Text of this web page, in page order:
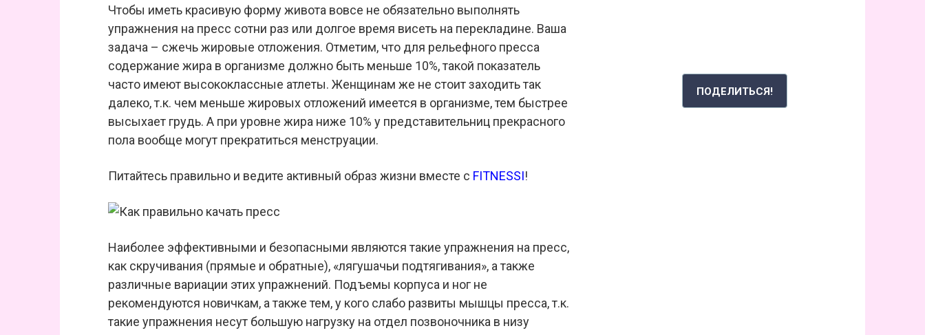
Чтобы иметь красивую форму живота вовсе не обязательно выполнять
упражнения на пресс сотни раз или долгое время висеть на перекладине. Ваша
задача – сжечь жировые отложения. Отметим, что для рельефного пресса
содержание жира в организме должно быть меньше 10%, такой показатель
часто имеют высококлассные атлеты. Женщинам же не стоит заходить так
далеко, т.к. чем меньше жировых отложений имеется в организме, тем быстрее
высыхает грудь. А при уровне жира ниже 10% у представительниц прекрасного
пола вообще могут прекратиться менструации.
Питайтесь правильно и ведите активный образ жизни вместе с FITNESSI!
Наиболее эффективными и безопасными являются такие упражнения на пресс,
как скручивания (прямые и обратные), «лягушачьи подтягивания», а также
различные вариации этих упражнений. Подъемы корпуса и ног не
рекомендуются новичкам, а также тем, у кого слабо развиты мышцы пресса, т.к.
такие упражнения несут большую нагрузку на отдел позвоночника в низу
ПОДЕЛИТЬСЯ!